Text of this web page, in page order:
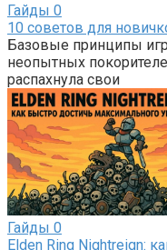
Гайды 0
10 советов для
Базовые принципы
неопытных
распахнула свои
Гайды 0
Elden Ring Nightreign: